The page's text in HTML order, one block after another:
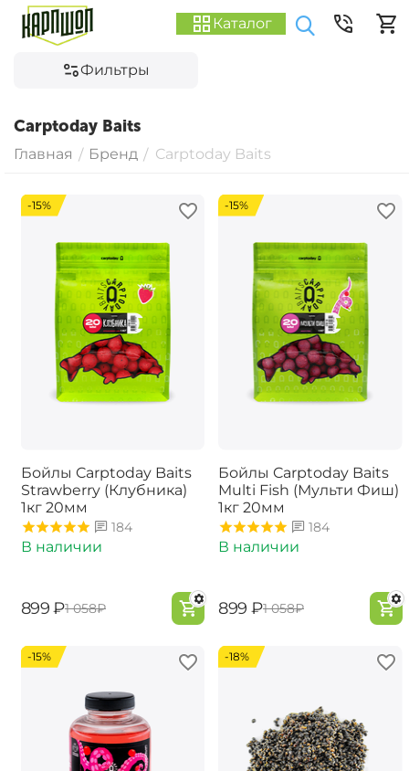
Каталог
Фильтры
Carptoday Baits
Главная / Бренд / Carptoday Baits
-15%
Бойлы Carptoday Baits
Strawberry (Клубника)
1кг 20мм
184
В наличии
‍899‍ ₽‍1 058‍₽
-15%
Бойлы Carptoday Baits
Multi Fish (Мульти Фиш)
1кг 20мм
184
В наличии
‍899‍ ₽‍1 058‍₽
-15% -18%